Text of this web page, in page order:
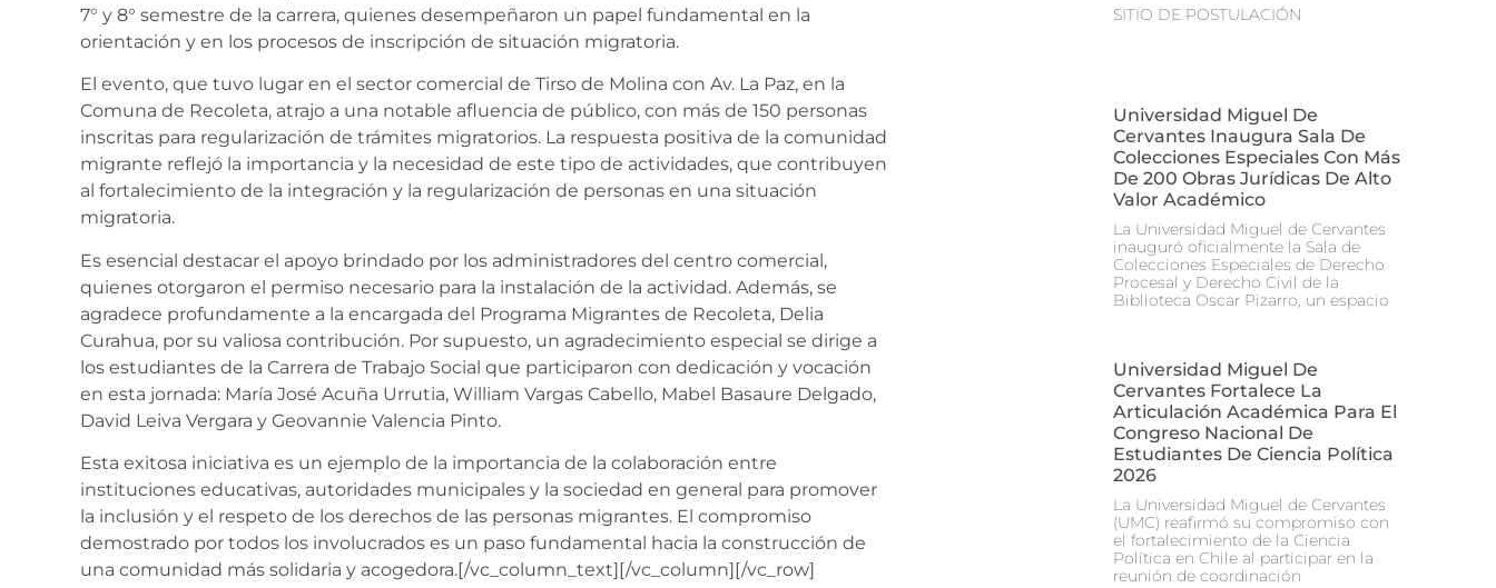
7° y 8° semestre de la carrera, quienes desempeñaron un papel fundamental en la
orientación y en los procesos de inscripción de situación migratoria.
El evento, que tuvo lugar en el sector comercial de Tirso de Molina con Av. La Paz, en la
Comuna de Recoleta, atrajo a una notable afluencia de público, con más de 150 personas
inscritas para regularización de trámites migratorios. La respuesta positiva de la comunidad
migrante reflejó la importancia y la necesidad de este tipo de actividades, que contribuyen
al fortalecimiento de la integración y la regularización de personas en una situación
migratoria.
Es esencial destacar el apoyo brindado por los administradores del centro comercial,
quienes otorgaron el permiso necesario para la instalación de la actividad. Además, se
agradece profundamente a la encargada del Programa Migrantes de Recoleta, Delia
Curahua, por su valiosa contribución. Por supuesto, un agradecimiento especial se dirige a
los estudiantes de la Carrera de Trabajo Social que participaron con dedicación y vocación
en esta jornada: María José Acuña Urrutia, William Vargas Cabello, Mabel Basaure Delgado,
David Leiva Vergara y Geovannie Valencia Pinto.
Esta exitosa iniciativa es un ejemplo de la importancia de la colaboración entre
instituciones educativas, autoridades municipales y la sociedad en general para promover
la inclusión y el respeto de los derechos de las personas migrantes. El compromiso
demostrado por todos los involucrados es un paso fundamental hacia la construcción de
una comunidad más solidaria y acogedora.[/vc_column_text][/vc_column][/vc_row]
SITIO DE POSTULACIÓN
Universidad Miguel De
Cervantes Inaugura Sala De
Colecciones Especiales Con Más
De 200 Obras Jurídicas De Alto
Valor Académico
La Universidad Miguel de Cervantes
inauguró oficialmente la Sala de
Colecciones Especiales de Derecho
Procesal y Derecho Civil de la
Biblioteca Oscar Pizarro, un espacio
Universidad Miguel De
Cervantes Fortalece La
Articulación Académica Para El
Congreso Nacional De
Estudiantes De Ciencia Política
2026
La Universidad Miguel de Cervantes
(UMC) reafirmó su compromiso con
el fortalecimiento de la Ciencia
Política en Chile al participar en la
reunión de coordinación